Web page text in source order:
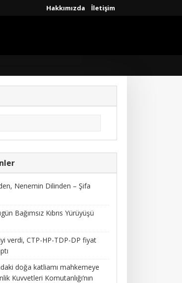
Hakkımızda İletişim
Nenemin Dilinden – Şifa
Bağımsız Kıbrıs Yürüyüşü
verdi, CTP-HP-TDP-DP fiyat
doğa katliamı mahkemeye
Kuvvetleri Komutanlığı’nın